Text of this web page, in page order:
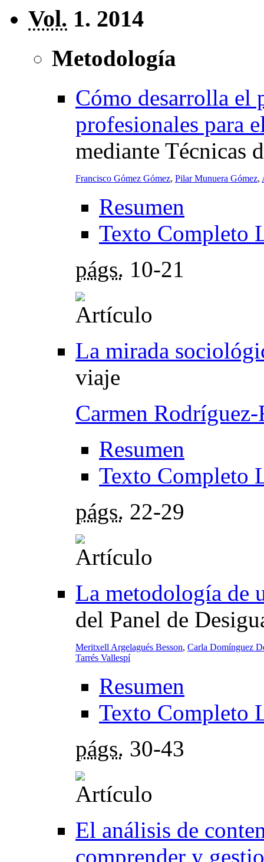
Vol. 1. 2014
Metodología
Cómo desarrolla el
profesionales para
mediante Técnicas
Francisco Gómez Gómez, Pilar Munuera Gómez,
Resumen
Texto Completo
págs. 10-21
La mirada
viaje
Carmen
Resumen
Texto Completo
págs. 22-29
La metodología de
del Panel de
Meritxell Argelagués Besson, Carla Domínguez
Tarrés Vallespí
Resumen
Texto Completo
págs. 30-43
El análisis de
comprender y